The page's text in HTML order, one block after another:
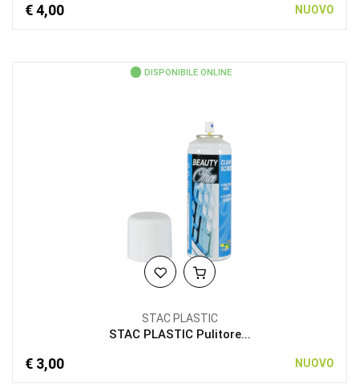
€ 4,00 NUOVO
DISPONIBILE ONLINE
STAC PLASTIC
STAC PLASTIC Pulitore...
€ 3,00 NUOVO